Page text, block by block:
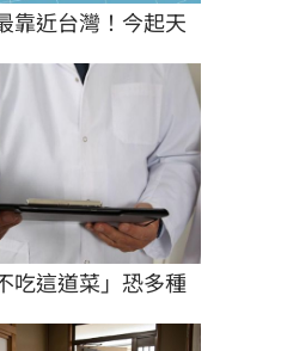
靠近台灣！今起天
吃這道菜」恐多種